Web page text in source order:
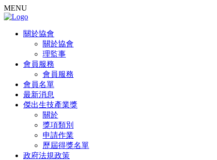
MENU
關於協會
關於協會
理監事
會員服務
會員服務
會員名單
最新消息
傑出生技產業獎
關於
獎項類別
申請作業
歷屆得獎名單
政府法規政策